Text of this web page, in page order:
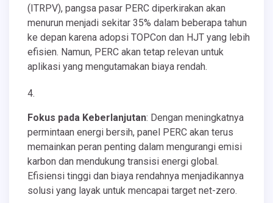
(ITRPV), pangsa pasar PERC diperkirakan akan
menurun menjadi sekitar 35% dalam beberapa tahun
ke depan karena adopsi TOPCon dan HJT yang lebih
efisien. Namun, PERC akan tetap relevan untuk
aplikasi yang mengutamakan biaya rendah.
Fokus pada Keberlanjutan: Dengan meningkatnya
permintaan energi bersih, panel PERC akan terus
memainkan peran penting dalam mengurangi emisi
karbon dan mendukung transisi energi global.
Efisiensi tinggi dan biaya rendahnya menjadikannya
solusi yang layak untuk mencapai target net-zero.